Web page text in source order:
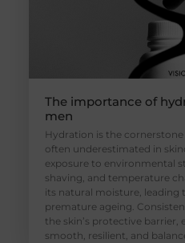
The importance of
men
Hydration is the
often underestimated in
exposure to environmental
shaving, and temperature
its natural moisture, leading
premature ageing.
the skin’s protective barrier,
smooth, resilient, and